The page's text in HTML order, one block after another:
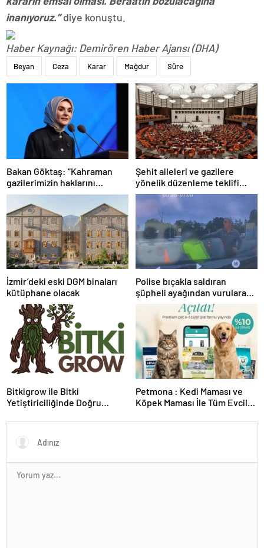
inanıyoruz.”diye konuştu.
Haber Kaynağı: Demirören Haber Ajansı (DHA)
Beyan Ceza Karar Mağdur Süre
Bakan Göktaş: “Kahraman
gazilerimizin haklarını
güçlendiren yeni bir dönemin
kapılarını aralıyoruz”
Şehit aileleri ve gazilere
yönelik düzenleme teklifi
Meclis’te kabul edildi
İzmir’deki eski DGM binaları
kütüphane olacak
Polise bıçakla saldıran
şüpheli ayağından vurularak
yakalandı
Bitkigrow ile Bitki
Yetiştiriciliğinde Doğru
Petmona : Kedi Maması ve
Köpek Maması İle Tüm Evcil